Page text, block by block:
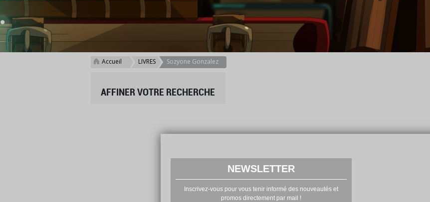
NEWSLETTER
Inscrivez-vous pour vous tenir informé des nouveautés et
promos directement par mail !
Accueil LIVRES
> Sozyone Gonzalez
AFFINER VOTRE RECHERCHE